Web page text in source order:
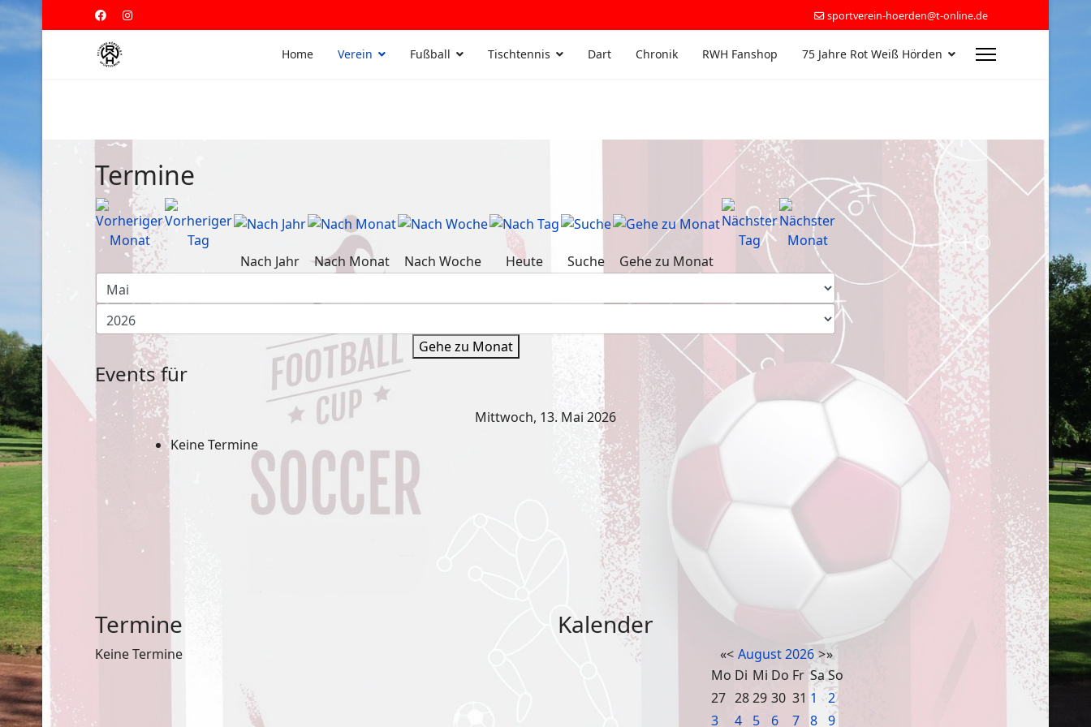
sportverein-hoerden@t-online.de
Home Verein Fußball Tischtennis Dart Chronik RWH Fanshop 75 Jahre Rot Weiß Hörden
Termine
Nach Jahr Nach Monat Nach Woche Heute Suche Gehe zu Monat
Gehe zu Monat
Events für
Mittwoch, 13. Mai 2026
Keine Termine
Termine
Keine Termine
Kalender
«< August2026 >»
Mo Di Mi Do Fr Sa So
27 28 29 30 31 1
2
3
4 5 6 7 8 9